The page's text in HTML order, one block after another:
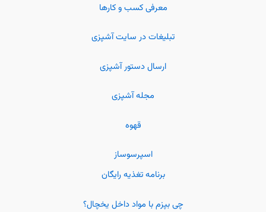
معرفی کسب و کارها
تبلیغات در سایت آشپزی
ارسال دستور آشپزی
مجله آشپزی
قهوه
اسپرسوساز
برنامه تغذیه رایگان
چی بپزم با مواد داخل یخچال؟